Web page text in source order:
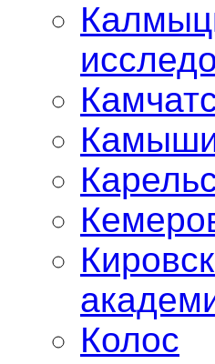
Колос